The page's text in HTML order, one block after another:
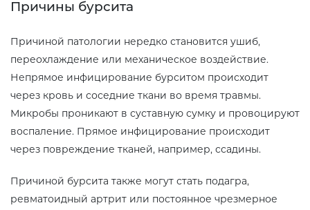
Причины бурсита
Причиной патологии нередко становится ушиб,
переохлаждение или механическое воздействие.
Непрямое инфицирование бурситом происходит
через кровь и соседние ткани во время травмы.
Микробы проникают в суставную сумку и провоцируют
воспаление. Прямое инфицирование происходит
через повреждение тканей, например, ссадины.
Причиной бурсита также могут стать подагра,
ревматоидный артрит или постоянное чрезмерное